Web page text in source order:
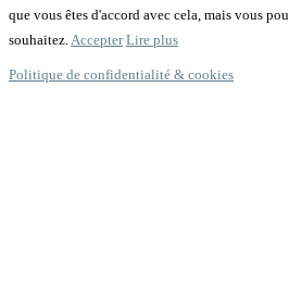
que vous êtes d'accord avec cela, mais vous
souhaitez.Accepter Lire plus
Politique de confidentialité & cookies